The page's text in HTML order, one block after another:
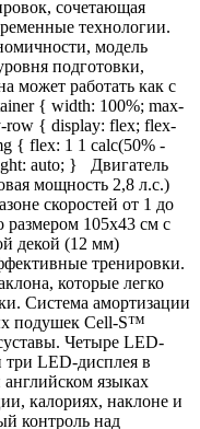
сочетающая
технологии.
модель
подготовки,
может работать как с
{ width: 100%; max-
row { display: flex; flex-
{ flex: 1 1 calc(50% -
auto; } Двигатель
мощность 2,8 л.с.)
скоростей от 1 до
размером 105х43 см с
декой (12 мм)
тренировки.
которые легко
Система амортизации
подушек Cell-S™
Четыре LED-
LED-дисплея в
языках
калориях, наклоне и
контроль над